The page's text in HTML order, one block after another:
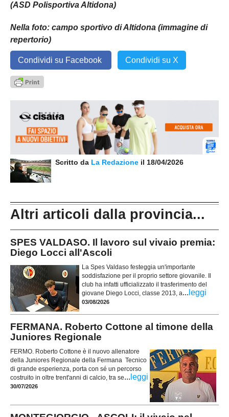
(ASD Polisportiva Altidona)
Nella foto: campo sportivo di Altidona (immagine di
repertorio)
Condividi su Facebook Condividi su X
Scritto da La Redazione il 18/04/2026
Altri articoli dalla provincia...
SPES VALDASO. Il lavoro sul vivaio premia:
Diego Locci all'Ascoli
La Spes Valdaso festeggia un'importante
soddisfazione per il proprio settore giovanile. Il
club ha infatti ufficializzato il trasferimento del
giovane Diego Locci, classe 2013, a... leggi
03/08/2026
FERMANA. Roberto Cottone al timone della
Juniores Regionale
FERMO. Roberto Cottone è il nuovo allenatore
della Juniores Regionale della Fermana Tecnico
di grande esperienza, porta con sé un percorso
costruito in oltre trent'anni di calcio, tra se... leggi
30/07/2026